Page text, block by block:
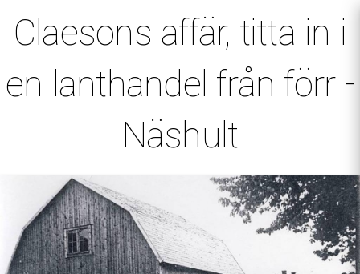
Claesons affär, titta in i
en lanthandel från förr -
Näshult